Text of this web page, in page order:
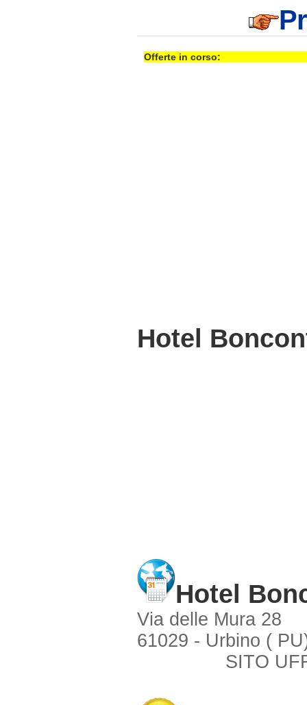
Offerte in corso:
Hotel
Hotel
Via delle Mura 28
61029 - Urbino (
SITO